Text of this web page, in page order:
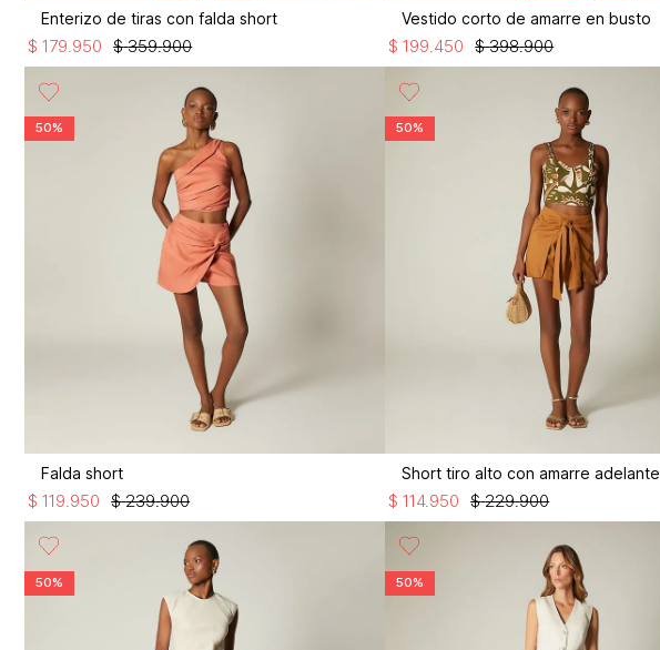
Enterizo de tiras con falda short
$ 359.900
$ 179.950
Vestido corto de amarre en busto
$ 398.900
$ 199.450
50%
Falda short
$ 239.900
$ 119.950
50%
Short tiro alto con amarre adelante
$ 229.900
$ 114.950
50% 50%